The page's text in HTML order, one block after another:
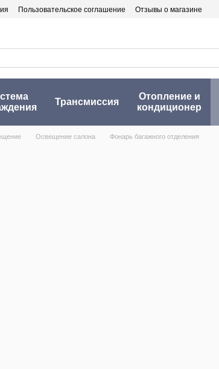
Пользовательское соглашение Отзывы о магазине
Трансмиссия
Отопление и
кондиционер
Освещение салона Фонарь багажного отделения